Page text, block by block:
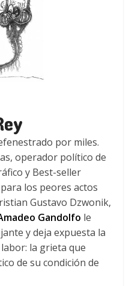
por miles.
operador político de
y Best-seller
los peores actos
Gustavo Dzwonik,
Gandolfo le
y deja expuesta la
la grieta que
de su condición de